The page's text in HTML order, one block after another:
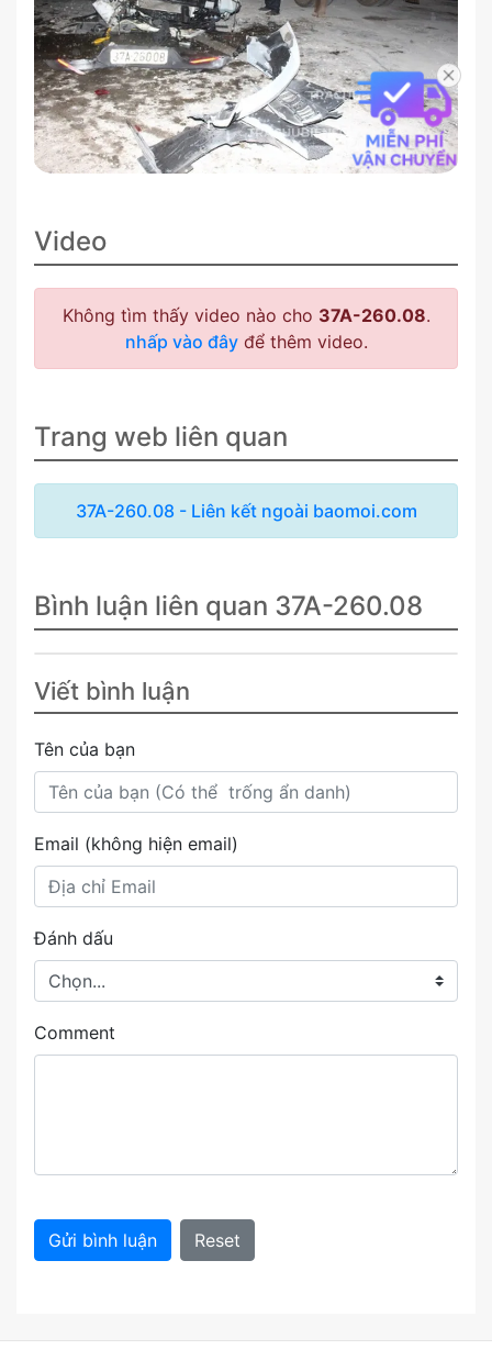
Video
Không tìm thấy video nào cho 37A-260.08.
nhấp vào đâyđể thêm video.
Trang web liên quan
37A-260.08 - Liên kết ngoài baomoi.com
Bình luận liên quan 37A-260.08
Viết bình luận
Tên của bạn
Email (không hiện email)
Đánh dấu
Comment
Gửi bình luận Reset